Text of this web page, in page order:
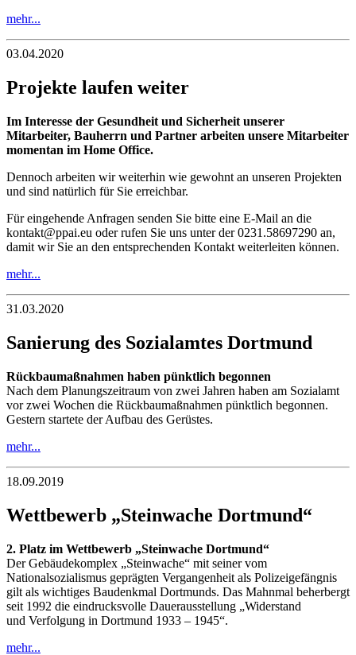
mehr...
03.04.2020
Projekte laufen weiter
Im Interesse der Gesundheit und Sicherheit unserer
Mitarbeiter, Bauherrn und Partner arbeiten unsere Mitarbeiter
momentan im Home Office.
Dennoch arbeiten wir weiterhin wie gewohnt an unseren Projekten
und sind natürlich für Sie erreichbar.
Für eingehende Anfragen senden Sie bitte eine E-Mail an die
kontakt@ppai.eu oder rufen Sie uns unter der 0231.58697290 an,
damit wir Sie an den entsprechenden Kontakt weiterleiten können.
mehr...
31.03.2020
Sanierung des Sozialamtes Dortmund
Rückbaumaßnahmen haben pünktlich begonnen
Nach dem Planungszeitraum von zwei Jahren haben am Sozialamt
vor zwei Wochen die Rückbaumaßnahmen pünktlich begonnen.
Gestern startete der Aufbau des Gerüstes.
mehr...
18.09.2019
Wettbewerb „Steinwache Dortmund“
2. Platz im Wettbewerb „Steinwache Dortmund“
Der Gebäudekomplex „Steinwache“ mit seiner vom
Nationalsozialismus geprägten Vergangenheit als Polizeigefängnis
gilt als wichtiges Baudenkmal Dortmunds. Das Mahnmal beherbergt
seit 1992 die eindrucksvolle Dauerausstellung „Widerstand
und Verfolgung in Dortmund 1933 – 1945“.
mehr...